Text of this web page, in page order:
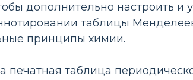
дополнительно настроить
таблицы
принципы химии.
печатная таблица